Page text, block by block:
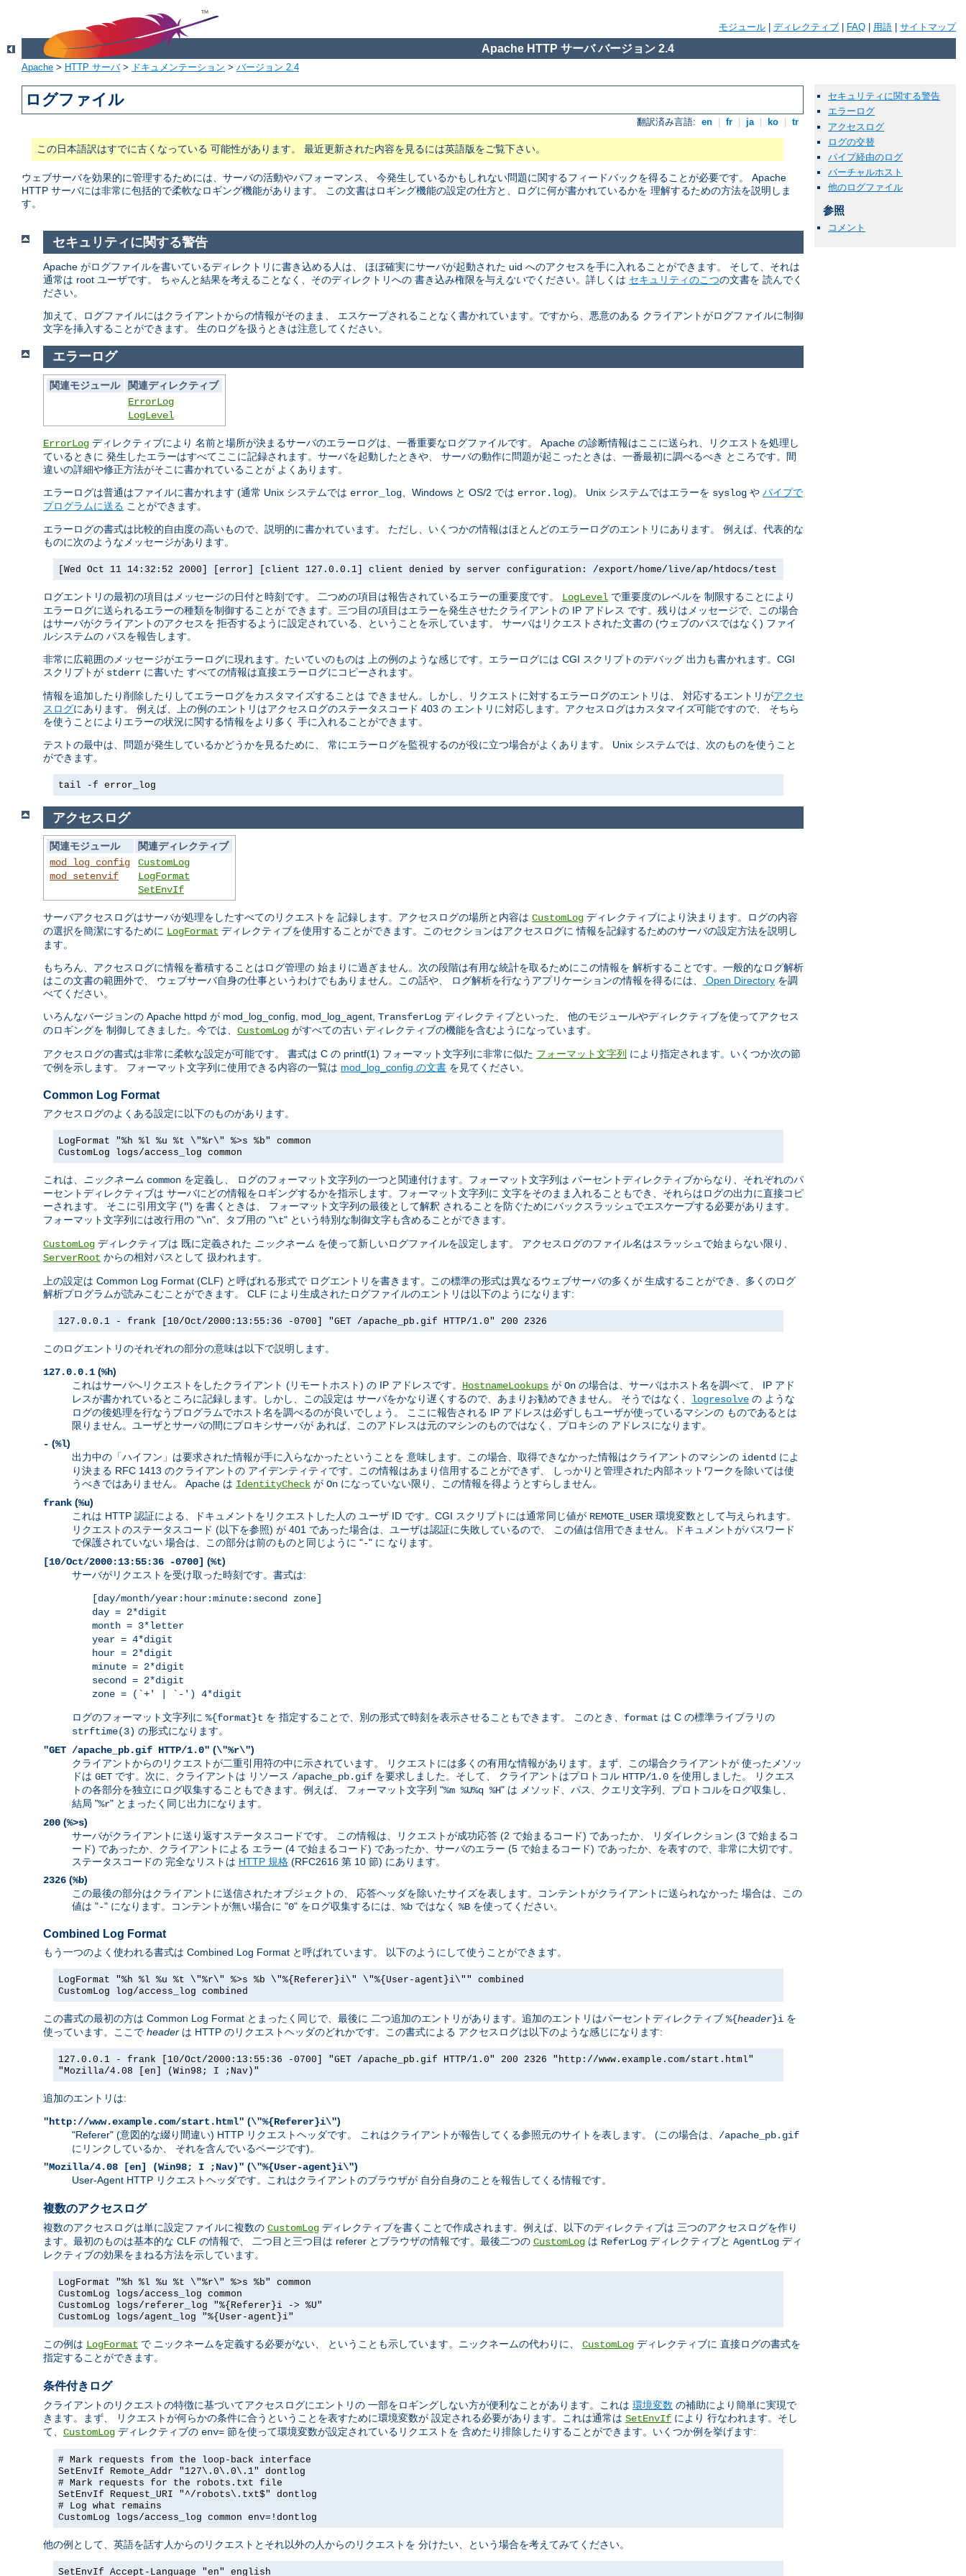
モジュール ディレクティブ FAQ 用語 サイトマップ
Apache HTTP サーバ バージョン 2.4
Apache > HTTP サーバ> ドキュメンテーション > バージョン 2.4
ログファイル
翻訳済み言語: en fr ja ko tr
この日本語訳はすでに古くなっている 可能性があります。 最近更新された内容を見るには英語版をご覧下さい。
ウェブサーバを効果的に管理するためには、サーバの活動やパフォーマンス、 今発生しているかもしれない問題に関するフィードバックを得ることが必要です。 Apache
HTTP サーバには非常に包括的で柔軟なロギング機能があります。 この文書はロギング機能の設定の仕方と、ログに何が書かれているかを 理解するための方法を説明しま
す。
セキュリティに関する警告
エラーログ
アクセスログ
ログの交替
パイプ経由のログ
バーチャルホスト
他のログファイル
参照
コメント
セキュリティに関する警告
Apache がログファイルを書いているディレクトリに書き込める人は、 ほぼ確実にサーバが起動された uid へのアクセスを手に入れることができます。 そして、それは
通常は root ユーザです。 ちゃんと結果を考えることなく、そのディレクトリへの 書き込み権限を与え ないでください。詳しくは セキュリティのこつの文書を 読んでく
ださい。
加えて、ログファイルにはクライアントからの情報がそのまま、 エスケープされることなく書かれています。ですから、悪意のある クライアントがログファイルに制御
文字を挿入することができます。 生のログを扱うときは注意してください。
エラーログ
関連モジュール
関連ディレクティブ
ErrorLog
LogLevel
ErrorLog ディレクティブにより 名前と場所が決まるサーバのエラーログは、一番重要なログファイルです。 Apache の診断情報はここに送られ、リクエストを処理し
ているときに 発生したエラーはすべてここに記録されます。サーバを起動したときや、 サーバの動作に問題が起こったときは、一番最初に調べるべき ところです。間
違いの詳細や修正方法がそこに書かれていることが よくあります。
エラーログは普通はファイルに書かれます (通常 Unix システムでは error_log 、Windows と OS/2 では error.log)。 Unix システムではエラーを syslog や パイプで
プログラムに送る ことができます。
エラーログの書式は比較的自由度の高いもので、説明的に書かれています。 ただし、いくつかの情報はほとんどのエラーログのエントリにあります。 例えば、代表的な
ものに次のようなメッセージがあります。
[Wed Oct 11 14:32:52 2000] [error] [client 127.0.0.1] client denied by server configuration: /export/home/live/ap/htdocs/test
ログエントリの最初の項目はメッセージの日付と時刻です。 二つめの項目は報告されているエラーの重要度です。 LogLevel で重要度のレベルを 制限することにより
エラーログに送られるエラーの種類を制御することが できます。三つ目の項目はエラーを発生させたクライアントの IP アドレス です。残りはメッセージで、この場合
はサーバがクライアントのアクセスを 拒否するように設定されている、ということを示しています。 サーバはリクエストされた文書の (ウェブのパスではなく) ファイ
ルシステムの パスを報告します。
非常に広範囲のメッセージがエラーログに現れます。たいていのものは 上の例のような感じです。エラーログには CGI スクリプトのデバッグ 出力も書かれます。CGI
スクリプトが stderr に書いた すべての情報は直接エラーログにコピーされます。
情報を追加したり削除したりしてエラーログをカスタマイズすることは できません。しかし、リクエストに対するエラーログのエントリは、 対応するエントリがアクセ
スログにあります。 例えば、上の例のエントリはアクセスログのステータスコード 403 の エントリに対応します。アクセスログはカスタマイズ可能ですので、 そちら
を使うことによりエラーの状況に関する情報をより多く 手に入れることができます。
テストの最中は、問題が発生しているかどうかを見るために、 常にエラーログを監視するのが役に立つ場合がよくあります。 Unix システムでは、次のものを使うこと
ができます。
tail -f error_log
アクセスログ
関連モジュール
関連ディレクティブ
mod_log_config
mod_setenvif
CustomLog
LogFormat
SetEnvIf
サーバアクセスログはサーバが処理をしたすべてのリクエストを 記録します。アクセスログの場所と内容は CustomLog ディレクティブにより決まります。ログの内容
の選択を簡潔にするために LogFormat ディレクティブを使用することができます。このセクションはアクセスログに 情報を記録するためのサーバの設定方法を説明し
ます。
もちろん、アクセスログに情報を蓄積することはログ管理の 始まりに過ぎません。次の段階は有用な統計を取るためにこの情報を 解析することです。一般的なログ解析
はこの文書の範囲外で、 ウェブサーバ自身の仕事というわけでもありません。この話や、 ログ解析を行なうアプリケーションの情報を得るには、
Open Directory を調
べてください。
いろんなバージョンの Apache httpd が mod_log_config, mod_log_agent, TransferLog ディレクティブといった、 他のモジュールやディレクティブを使ってアクセス
のロギングを 制御してきました。今では、 CustomLog がすべての古い ディレクティブの機能を含むようになっています。
アクセスログの書式は非常に柔軟な設定が可能です。 書式は C の printf(1) フォーマット文字列に非常に似た フォーマット文字列 により指定されます。いくつか次の節
で例を示します。 フォーマット文字列に使用できる内容の一覧は mod_log_config の文書 を見てください。
Common Log Format
アクセスログのよくある設定に以下のものがあります。
LogFormat "%h %l %u %t \"%r\" %>s %b" common
CustomLog logs/access_log common
これは、 ニックネーム common を定義し、 ログのフォーマット文字列の一つと関連付けます。フォーマット文字列は パーセントディレクティブからなり、それぞれのパ
ーセントディレクティブは サーバにどの情報をロギングするかを指示します。フォーマット文字列に 文字をそのまま入れることもでき、それらはログの出力に直接コピ
ーされます。 そこに引用文字 (") を書くときは、 フォーマット文字列の最後として解釈 されることを防ぐためにバックスラッシュでエスケープする必要があります。
フォーマット文字列には改行用の "\n"、タブ用の "\t" という特別な制御文字も含めることができます。
CustomLog ディレクティブは 既に定義された ニックネーム を使って新しいログファイルを設定します。 アクセスログのファイル名はスラッシュで始まらない限り、
ServerRoot からの相対パスとして 扱われます。
上の設定は Common Log Format (CLF) と呼ばれる形式で ログエントリを書きます。この標準の形式は異なるウェブサーバの多くが 生成することができ、多くのログ
解析プログラムが読みこむことができます。 CLF により生成されたログファイルのエントリは以下のようになります:
127.0.0.1 - frank [10/Oct/2000:13:55:36 -0700] "GET /apache_pb.gif HTTP/1.0" 200 2326
このログエントリのそれぞれの部分の意味は以下で説明します。
127.0.0.1 (%h)
これはサーバへリクエストをしたクライアント (リモートホスト) の IP アドレスです。 HostnameLookups が On の場合は、サーバはホスト名を調べて、 IP アド
レスが書かれているところに記録します。しかし、この設定は サーバをかなり遅くするので、あまりお勧めできません。 そうではなく、 logresolve の ような
ログの後処理を行なうプログラムでホスト名を調べるのが良いでしょう。 ここに報告される IP アドレスは必ずしもユーザが使っているマシンの ものであるとは
限りません。ユーザとサーバの間にプロキシサーバが あれば、このアドレスは元のマシンのものではなく、プロキシの アドレスになります。
- (%l)
出力中の「ハイフン」は要求された情報が手に入らなかったということを 意味します。この場合、取得できなかった情報はクライアントのマシンの identd によ
り決まる RFC 1413 のクライアントの アイデンティティです。この情報はあまり信用することができず、 しっかりと管理された内部ネットワークを除いては使
うべきではありません。 Apache は IdentityCheck が On になっていない限り、この情報を得ようとすらしません。
frank (%u)
これは HTTP 認証による、ドキュメントをリクエストした人の ユーザ ID です。CGI スクリプトには通常同じ値が REMOTE_USER 環境変数として与えられます。
リクエストのステータスコード (以下を参照) が 401 であった場合は、ユーザは認証に失敗しているので、 この値は信用できません。ドキュメントがパスワード
で保護されていない 場合は、この部分は前のものと同じように "-" に なります。
[10/Oct/2000:13:55:36 -0700] (%t)
サーバがリクエストを受け取った時刻です。書式は:
[day/month/year:hour:minute:second zone]
day = 2*digit
month = 3*letter
year = 4*digit
hour = 2*digit
minute = 2*digit
second = 2*digit
zone = (`+' | `-') 4*digit
ログのフォーマット文字列に %{format}t を 指定することで、別の形式で時刻を表示させることもできます。 このとき、 format は C の標準ライブラリの
strftime(3) の形式になります。
"GET /apache_pb.gif HTTP/1.0" (\"%r\")
クライアントからのリクエストが二重引用符の中に示されています。 リクエストには多くの有用な情報があります。まず、この場合クライアントが 使ったメソッ
ドは GET です。次に、クライアントは リソース /apache_pb.gif を要求しました。そして、 クライアントはプロトコル HTTP/1.0 を使用しました。 リクエス
トの各部分を独立にログ収集することもできます。例えば、 フォーマット文字列 "%m %U%q %H" は メソッド、パス、クエリ文字列、プロトコルをログ収集し、
結局 "%r" とまったく同じ出力になります。
200 (%>s)
サーバがクライアントに送り返すステータスコードです。 この情報は、リクエストが成功応答 (2 で始まるコード) であったか、 リダイレクション (3 で始まるコ
ード) であったか、クライアントによる エラー (4 で始まるコード) であったか、サーバのエラー (5 で始まるコード) であったか、を表すので、非常に大切です。
ステータスコードの 完全なリストは HTTP 規格 (RFC2616 第 10 節) にあります。
2326 (%b)
この最後の部分はクライアントに送信されたオブジェクトの、 応答ヘッダを除いたサイズを表します。コンテントがクライアントに送られなかった 場合は、この
値は "-" になります。コンテントが無い場合に "0" をログ収集するには、 %b ではなく %B を使ってください。
Combined Log Format
もう一つのよく使われる書式は Combined Log Format と呼ばれています。 以下のようにして使うことができます。
LogFormat "%h %l %u %t \"%r\" %>s %b \"%{Referer}i\" \"%{User-agent}i\"" combined
CustomLog log/access_log combined
この書式の最初の方は Common Log Format とまったく同じで、最後に 二つ追加のエントリがあります。追加のエントリはパーセントディレクティブ %{header}i を
使っています。ここで header は HTTP のリクエストヘッダのどれかです。この書式による アクセスログは以下のような感じになります:
127.0.0.1 - frank [10/Oct/2000:13:55:36 -0700] "GET /apache_pb.gif HTTP/1.0" 200 2326 "http://www.example.com/start.html"
"Mozilla/4.08 [en] (Win98; I ;Nav)"
追加のエントリは:
"http://www.example.com/start.html" (\"%{Referer}i\")
"Referer" (意図的な綴り間違い) HTTP リクエストヘッダです。 これはクライアントが報告してくる参照元のサイトを表します。 (この場合は、 /apache_pb.gif
にリンクしているか、 それを含んでいるページです)。
"Mozilla/4.08 [en] (Win98; I ;Nav)" (\"%{User-agent}i\")
User-Agent HTTP リクエストヘッダです。これはクライアントのブラウザが 自分自身のことを報告してくる情報です。
複数のアクセスログ
複数のアクセスログは単に設定ファイルに複数の CustomLog ディレクティブを書くことで作成されます。例えば、以下のディレクティブは 三つのアクセスログを作り
ます。最初のものは基本的な CLF の情報で、 二つ目と三つ目は referer とブラウザの情報です。最後二つの CustomLog は ReferLog ディレクティブと AgentLog ディ
レクティブの効果をまねる方法を示しています。
LogFormat "%h %l %u %t \"%r\" %>s %b" common
CustomLog logs/access_log common
CustomLog logs/referer_log "%{Referer}i -> %U"
CustomLog logs/agent_log "%{User-agent}i"
この例は LogFormat で ニックネームを定義する必要がない、 ということも示しています。ニックネームの代わりに、 CustomLog ディレクティブに 直接ログの書式を
指定することができます。
条件付きログ
クライアントのリクエストの特徴に基づいてアクセスログにエントリの 一部をロギングしない方が便利なことがあります。これは 環境変数 の補助により簡単に実現で
きます。まず、 リクエストが何らかの条件に合うということを表すために環境変数が 設定される必要があります。これは通常は SetEnvIf により 行なわれます。そし
て、 CustomLog ディレクティブの env= 節を使って環境変数が設定されているリクエストを 含めたり排除したりすることができます。いくつか例を挙げます:
# Mark requests from the loop-back interface
SetEnvIf Remote_Addr "127\.0\.0\.1" dontlog
# Mark requests for the robots.txt file
SetEnvIf Request_URI "^/robots\.txt$" dontlog
# Log what remains
CustomLog logs/access_log common env=!dontlog
他の例として、英語を話す人からのリクエストとそれ以外の人からのリクエストを 分けたい、という場合を考えてみてください。
SetEnvIf Accept-Language "en" english